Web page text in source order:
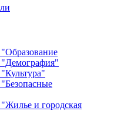
"Образование
"Демография"
"Жилье и городская